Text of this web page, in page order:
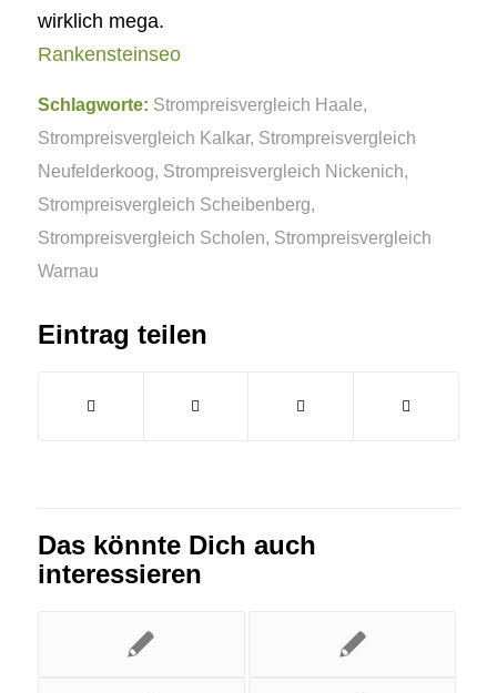
wirklich mega.
Rankensteinseo
Schlagworte: Strompreisvergleich Haale,
Strompreisvergleich Kalkar, Strompreisvergleich
Neufelderkoog, Strompreisvergleich Nickenich,
Strompreisvergleich Scheibenberg,
Strompreisvergleich Scholen, Strompreisvergleich
Warnau
Eintrag teilen
Das könnte Dich auch
interessieren